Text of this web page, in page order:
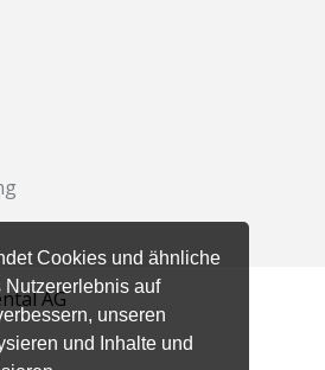
Cookies und ähnliche
Nutzererlebnis auf
unseren
und Inhalte und
AG